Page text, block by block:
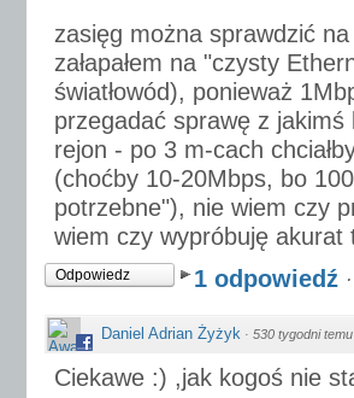
zasięg można sprawdzić
załapałem na "czysty
światłowód), ponieważ
przegadać sprawę z
rejon - po 3 m-cach
(choćby 10-20Mbps, bo
potrzebne"), nie wiem czy
wiem czy wypróbuję akurat
Odpowiedz 1 odpowiedź ·
Daniel Adrian Żyżyk · 530 tygodni temu
Ciekawe :) ,jak kogoś nie